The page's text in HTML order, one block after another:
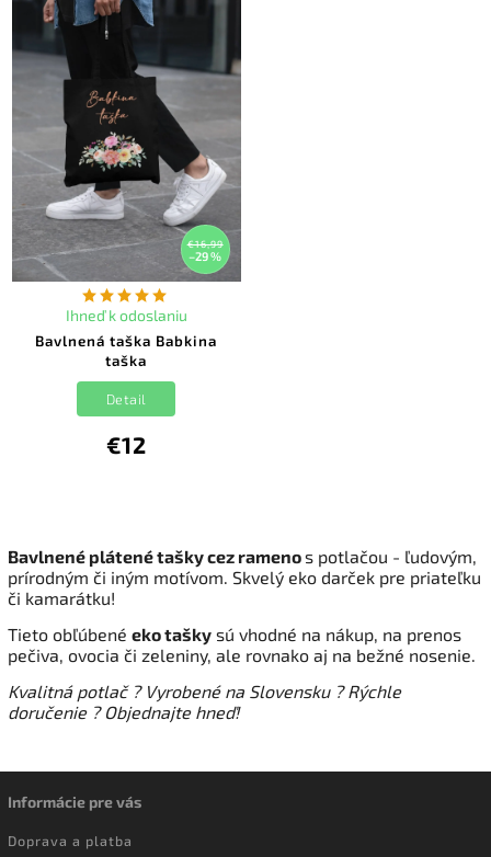
€16,99
–29 %
Bavlnená taška Babkina
taška
Ihneď k odoslaniu
€12
Detail
Bavlnené plátené tašky cez ramenos potlačou - ľudovým,
prírodným či iným motívom. Skvelý eko darček pre priateľku
či kamarátku!
Tieto obľúbené eko tašky sú vhodné na nákup, na prenos
pečiva, ovocia či zeleniny, ale rovnako aj na bežné nosenie.
Kvalitná potlač ?Vyrobené na Slovensku ? Rýchle
doručenie ?Objednajte hneď!
Informácie pre vás
Doprava a platba